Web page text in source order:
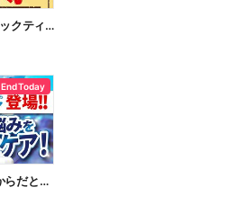
いつでもお買い得! ソフトパックティッシュ
End Today
新プライベートブランド「からだとくらしに+1(プラスワン)」よりモンダミン口内トータルケア登場!